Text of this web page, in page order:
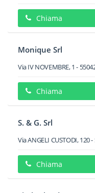
Chiama
Monique Srl
Via IV NOVEMBRE, 1 -
Chiama
S. & G. Srl
Via ANGELI CUSTODI, 120-
Chiama